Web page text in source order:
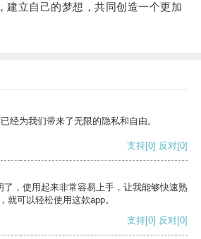
立自己的梦想，共同创造一个更加
经为我们带来了无限的隐私和自由。
支持[0] 反对[0]
了，使用起来非常容易上手，让我能够快速熟
就可以轻松使用这款app。
支持[0] 反对[0]